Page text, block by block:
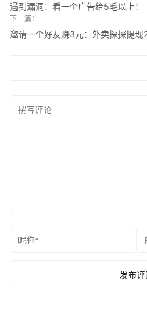
遇到漏洞：看一个广告给5毛以上！
下一篇：
邀请一个好友赚3元：外卖探探提现